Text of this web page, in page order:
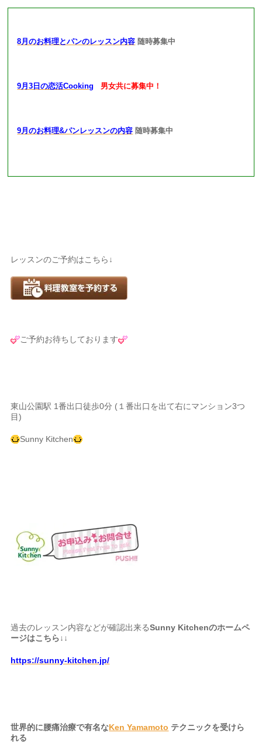
8月のお料理とパンのレッスン内容 随時募集中
9月3日の恋活Cooking 男女共に募集中！
9月のお料理&パンレッスンの内容 随時募集中
レッスンのご予約はこちら↓
ご予約お待ちしております
東山公園駅 1番出口徒歩0分 (１番出口を出て右にマンション3つ
目)
Sunny Kitchen
過去のレッスン内容などが確認出来るSunny Kitchenのホームペ
ージはこちら↓↓
https://sunny-kitchen.jp/
世界的に腰痛治療で有名なKen Yamamoto テクニックを受けら
れる